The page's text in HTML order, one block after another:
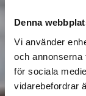
Denna
Vi använder
och annonserna
för sociala
vidarebefordrar
Active